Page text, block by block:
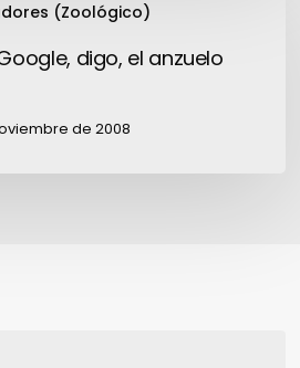
(Zoológico)
digo, el anzuelo
de 2008